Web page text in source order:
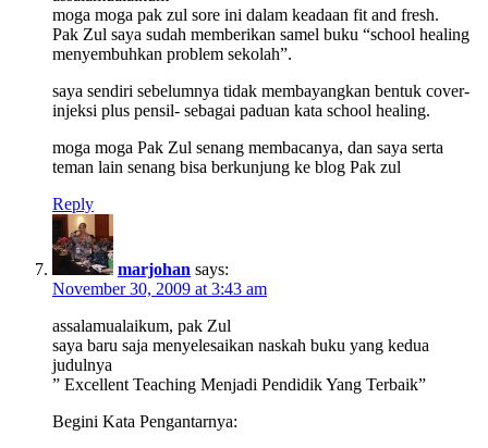
moga moga pak zul sore ini dalam keadaan fit and fresh.
Pak Zul saya sudah memberikan samel buku “school healing
menyembuhkan problem sekolah”.
saya sendiri sebelumnya tidak membayangkan bentuk cover-
injeksi plus pensil- sebagai paduan kata school healing.
moga moga Pak Zul senang membacanya, dan saya serta
teman lain senang bisa berkunjung ke blog Pak zul
Reply
marjohan says:
November 30, 2009 at 3:43 am
assalamualaikum, pak Zul
saya baru saja menyelesaikan naskah buku yang kedua
judulnya
” Excellent Teaching Menjadi Pendidik Yang Terbaik”
Begini Kata Pengantarnya: